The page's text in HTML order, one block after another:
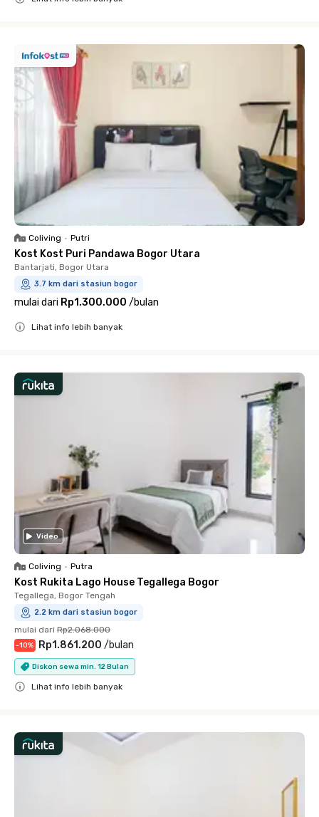
Coliving • Putri
Kost Kost Puri Pandawa Bogor Utara
Bantarjati, Bogor Utara
3.7 km dari stasiun bogor
mulai dari Rp1.300.000 /bulan
Lihat info lebih banyak
Video
Coliving • Putra
Kost Rukita Lago House Tegallega Bogor
Tegallega, Bogor Tengah
2.2 km dari stasiun bogor
mulai dari Rp2.068.000
-10% Rp1.861.200 /bulan
Diskon sewa min. 12 Bulan
Lihat info lebih banyak